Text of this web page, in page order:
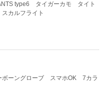
type6 タイガーカモ タイト
カルフライト
ボーングローブ スマホOK 7カラ